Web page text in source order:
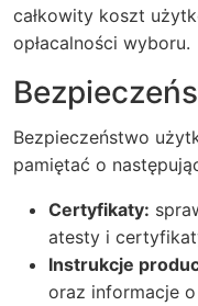
całkowity koszt
opłacalności wyboru.
Bezpieczeństwo
pamiętać o
Certyfikaty:
atesty i
Instrukcje
oraz informacje